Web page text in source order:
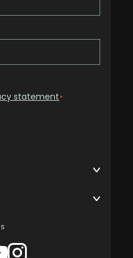
statement*